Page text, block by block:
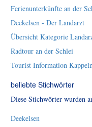
Ferienunterkünfte an der
Deekelsen - Der Landarzt
Übersicht Kategorie
Radtour an der Schlei
Tourist Information
beliebte Stichwörter
Diese Stichwörter wurden
Deekelsen